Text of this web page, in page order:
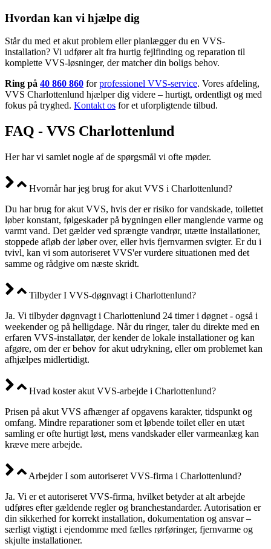
Hvordan kan vi hjælpe dig
Står du med et akut problem eller planlægger du en VVS-
installation? Vi udfører alt fra hurtig fejlfinding og reparation til
komplette VVS-løsninger, der matcher din boligs behov.
Ring på 40 860 860 forprofessionel VVS-service. Vores afdeling,
VVS Charlottenlund hjælper dig videre – hurtigt, ordentligt og med
fokus på tryghed. Kontakt os for et uforpligtende tilbud.
FAQ - VVS Charlottenlund
Her har vi samlet nogle af de spørgsmål vi ofte møder.
Hvornår har jeg brug for akut VVS i Charlottenlund?
Du har brug for akut VVS, hvis der er risiko for vandskade, toilettet
løber konstant, følgeskader på bygningen eller manglende varme og
varmt vand. Det gælder ved sprængte vandrør, utætte installationer,
stoppede afløb der løber over, eller hvis fjernvarmen svigter. Er du i
tvivl, kan vi som autoriseret VVS'er vurdere situationen med det
samme og rådgive om næste skridt.
Tilbyder I VVS-døgnvagt i Charlottenlund?
Ja. Vi tilbyder døgnvagt i Charlottenlund 24 timer i døgnet - også i
weekender og på helligdage. Når du ringer, taler du direkte med en
erfaren VVS-installatør, der kender de lokale installationer og kan
afgøre, om der er behov for akut udrykning, eller om problemet kan
afhjælpes midlertidigt.
Hvad koster akut VVS-arbejde i Charlottenlund?
Prisen på akut VVS afhænger af opgavens karakter, tidspunkt og
omfang. Mindre reparationer som et løbende toilet eller en utæt
samling er ofte hurtigt løst, mens vandskader eller varmeanlæg kan
kræve mere arbejde.
Arbejder I som autoriseret VVS-firma i Charlottenlund?
Ja. Vi er et autoriseret VVS-firma, hvilket betyder at alt arbejde
udføres efter gældende regler og branchestandarder. Autorisation er
din sikkerhed for korrekt installation, dokumentation og ansvar –
særligt vigtigt i ejendomme med fælles rørføringer, fjernvarme og
skjulte installationer.